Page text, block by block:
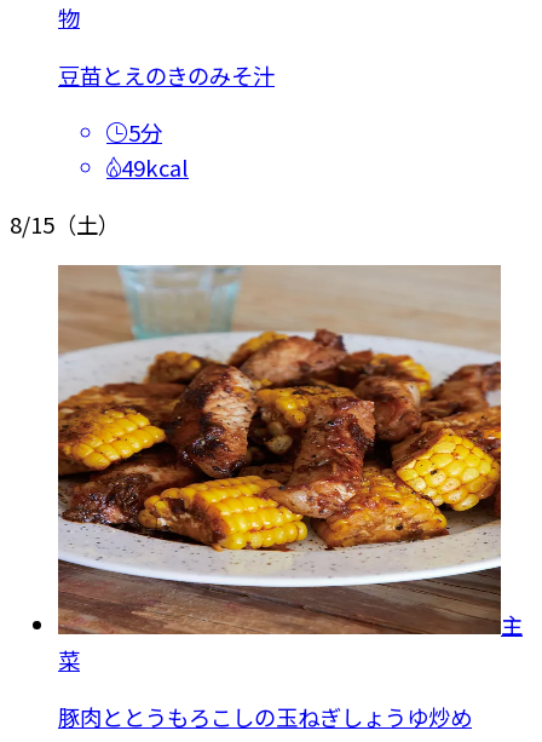
物
豆苗とえのきのみそ汁
5分
49kcal
8/15 （土）
主
菜
豚肉ととうもろこしの玉ねぎしょうゆ炒め